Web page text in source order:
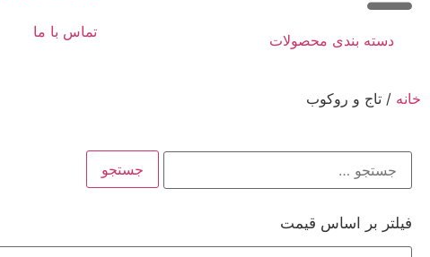
دسته بندی محصولات تماس با ما
خانه / تاج و روکوب
فیلتر بر اساس قیمت